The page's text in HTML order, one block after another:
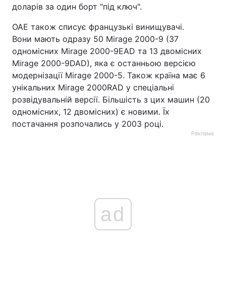
доларів за один борт "під ключ".
ОАЕ також списує французькі винищувачі.
Вони мають одразу 50 Mirage 2000-9 (37
одномісних Mirage 2000-9EAD та 13 двомісних
Mirage 2000-9DAD), яка є останньою версією
модернізації Mirage 2000-5. Також країна має 6
унікальних Mirage 2000RAD у спеціальні
розвідувальній версії. Більшість з цих машин (20
одномісних, 12 двомісних) є новими. Їх
постачання розпочались у 2003 році.
Реклама
ad